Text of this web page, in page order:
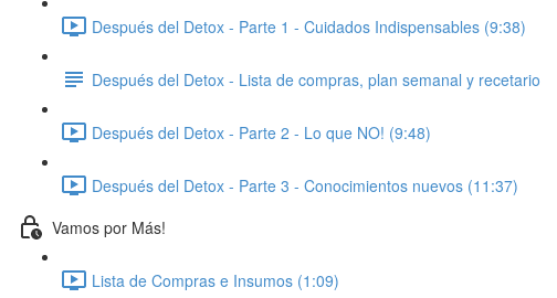
Después del Detox - Parte 1 - Cuidados Indispensables (9:38)
Después del Detox - Lista de compras, plan semanal y recetario
Después del Detox - Parte 2 - Lo que NO! (9:48)
Después del Detox - Parte 3 - Conocimientos nuevos (11:37)
Vamos por Más!
Lista de Compras e Insumos (1:09)